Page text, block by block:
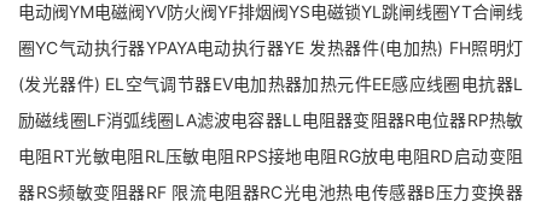
电动阀YM电磁阀YV防火阀YF排烟阀YS电磁锁YL跳闸线圈YT合闸线
圈YC气动执行器YPAYA电动执行器YE 发热器件(电加热) FH照明灯
(发光器件) EL空气调节器EV电加热器加热元件EE感应线圈电抗器L
励磁线圈LF消弧线圈LA滤波电容器LL电阻器变阻器R电位器RP热敏
电阻RT光敏电阻RL压敏电阻RPS接地电阻RG放电电阻RD启动变阻
器RS频敏变阻器RF 限流电阻器RC光电池热电传感器B压力变换器